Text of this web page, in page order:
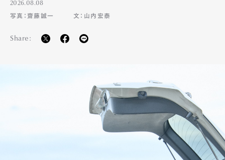
2026.08.08
写真：齋藤誠一
文：山内宏泰
Share: